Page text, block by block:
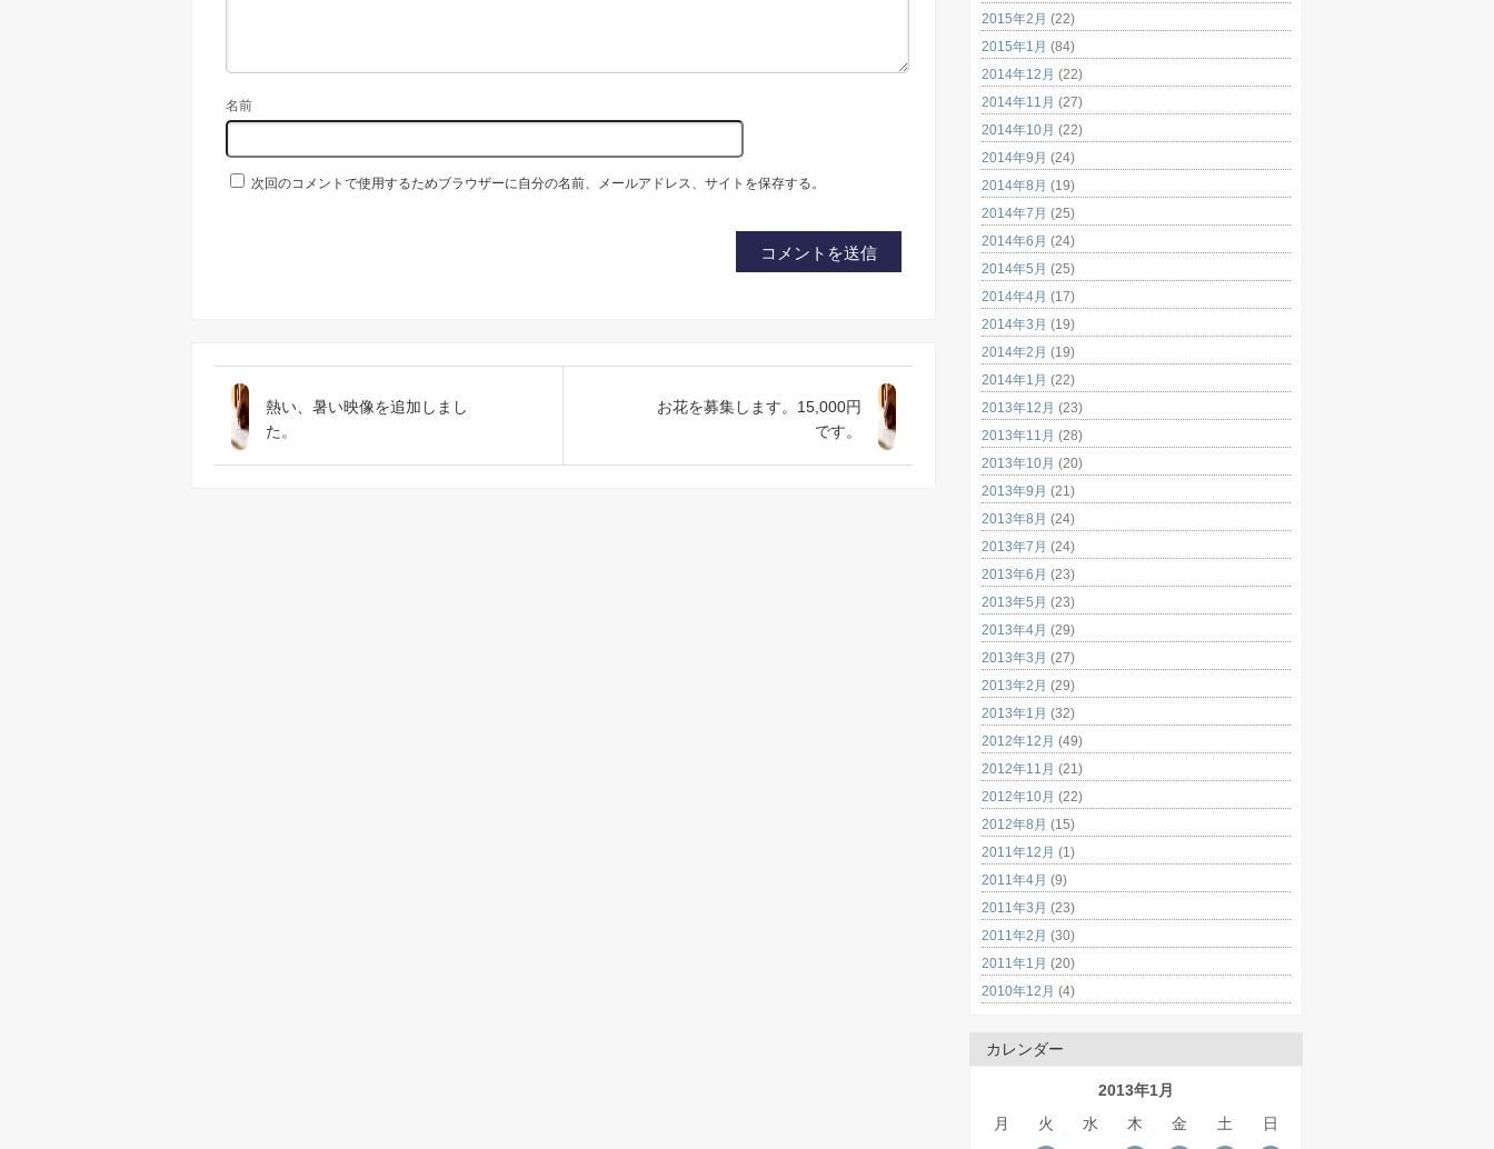
名前
次回のコメントで使用するためブラウザーに自分の名前、メールアドレス、サイトを保存する。
熱い、暑い映像を追加しまし
た。
お花を募集します。15,000円
です。
2015年2月 (22)
2015年1月 (84)
2014年12月 (22)
2014年11月 (27)
2014年10月 (22)
2014年9月 (24)
2014年8月 (19)
2014年7月 (25)
2014年6月 (24)
2014年5月 (25)
2014年4月 (17)
2014年3月 (19)
2014年2月 (19)
2014年1月 (22)
2013年12月 (23)
2013年11月 (28)
2013年10月 (20)
2013年9月 (21)
2013年8月 (24)
2013年7月 (24)
2013年6月 (23)
2013年5月 (23)
2013年4月 (29)
2013年3月 (27)
2013年2月 (29)
2013年1月 (32)
2012年12月 (49)
2012年11月 (21)
2012年10月 (22)
2012年8月 (15)
2011年12月 (1)
2011年4月 (9)
2011年3月 (23)
2011年2月 (30)
2011年1月 (20)
2010年12月 (4)
カレンダー
2013年1月
月
火 水 木 金 土
日